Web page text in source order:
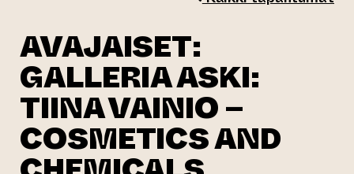
AVAJAISET:
GALLERIA ASKI:
TIINA VAINIO –
COSMETICS AND